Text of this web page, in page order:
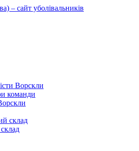
Ворскли
команди
склад